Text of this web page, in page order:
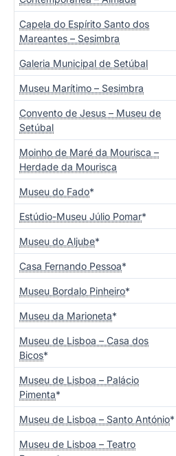
Capela do Espírito Santo dos
Mareantes – Sesimbra
Galeria Municipal de Setúbal
Museu Marítimo – Sesimbra
Convento de Jesus – Museu de
Setúbal
Moinho de Maré da Mourisca –
Herdade da Mourisca
Museu do Fado*
Estúdio-Museu Júlio Pomar*
Museu do Aljube*
Casa Fernando Pessoa*
Museu Bordalo Pinheiro*
Museu da Marioneta*
Museu de Lisboa – Casa dos
Bicos*
Museu de Lisboa – Palácio
Pimenta*
Museu de Lisboa – Santo António*
Museu de Lisboa – Teatro